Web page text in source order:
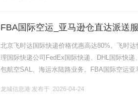
FBA国际空运_亚马逊仓直达派送
网
北京飞时达国际快递价格优惠高达80%。飞时
理国际快递公司FedEx国际快递、DHL国际快
包航空SAL、海运水陆路业务。FBA国际空运
龙城信息港 发布于 2026-04-24